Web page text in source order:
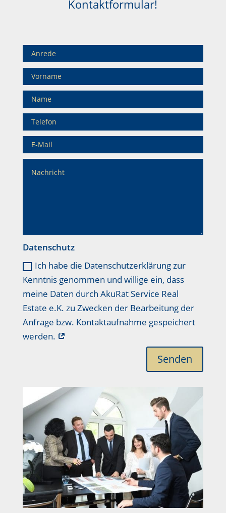
Kontaktformular!
Datenschutz
Ich habe die Datenschutzerklärung zur
Kenntnis genommen und willige ein, dass
meine Daten durch AkuRat Service Real
Estate e.K. zu Zwecken der Bearbeitung der
Anfrage bzw. Kontaktaufnahme gespeichert
werden.
Senden